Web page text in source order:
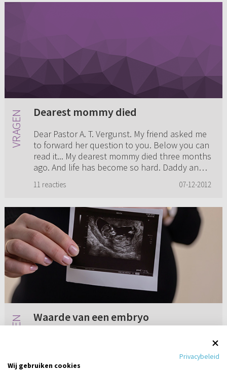
Dearest mommy died
Dear Pastor A. T. Vergunst. My friend asked me
to forward her question to you. Below you can
read it... My dearest mommy died three months
ago. And life has become so hard. Daddy and I
11 reacties 07-12-2012
Waarde van een embryo
Schepper is van al het leven. Wat is voor God
Privacybeleid
Wij gebruiken cookies